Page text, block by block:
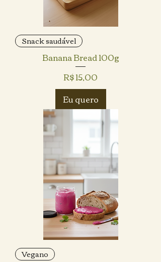
Snack saudável
Banana Bread 100g
Preço
R$ 15,00
Eu quero
Vegano